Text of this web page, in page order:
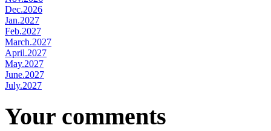
Dec.2026
Jan.2027
Feb.2027
March.2027
April.2027
May.2027
June.2027
July.2027
Your comments